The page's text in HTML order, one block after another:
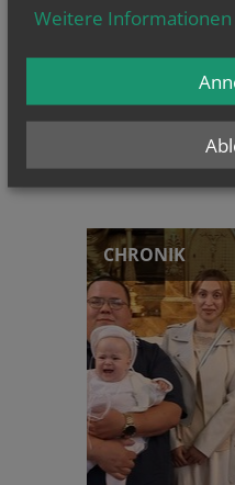
NAMENSTAGE
Hl. Xystus (Sixtus) II.,
CHRONIK
Weitere Informationen